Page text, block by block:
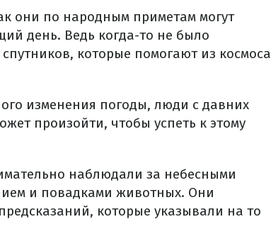
они по народным приметам могут
день. Ведь когда-то не было
которые помогают из космоса
изменения погоды, люди с давних
произойти, чтобы успеть к этому
наблюдали за небесными
и повадками животных. Они
которые указывали на то